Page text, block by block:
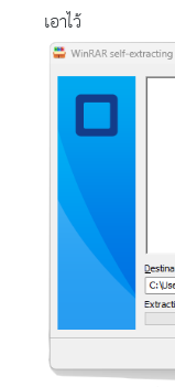
เอาไว้